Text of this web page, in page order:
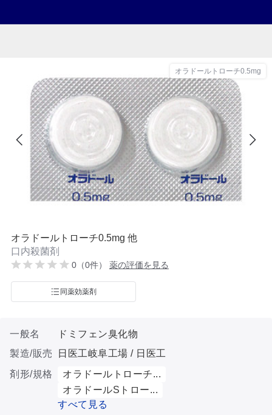
オラドールトローチ0.5mg
オラドールトローチ0.5mg 他
口内殺菌剤
0（0件） 薬の評価を見る
同薬効薬剤
一般名
ドミフェン臭化物
製造/販売
日医工岐阜工場 / 日医工
剤形/規格
オラドールトローチ...
オラドールSトロー...
すべて見る